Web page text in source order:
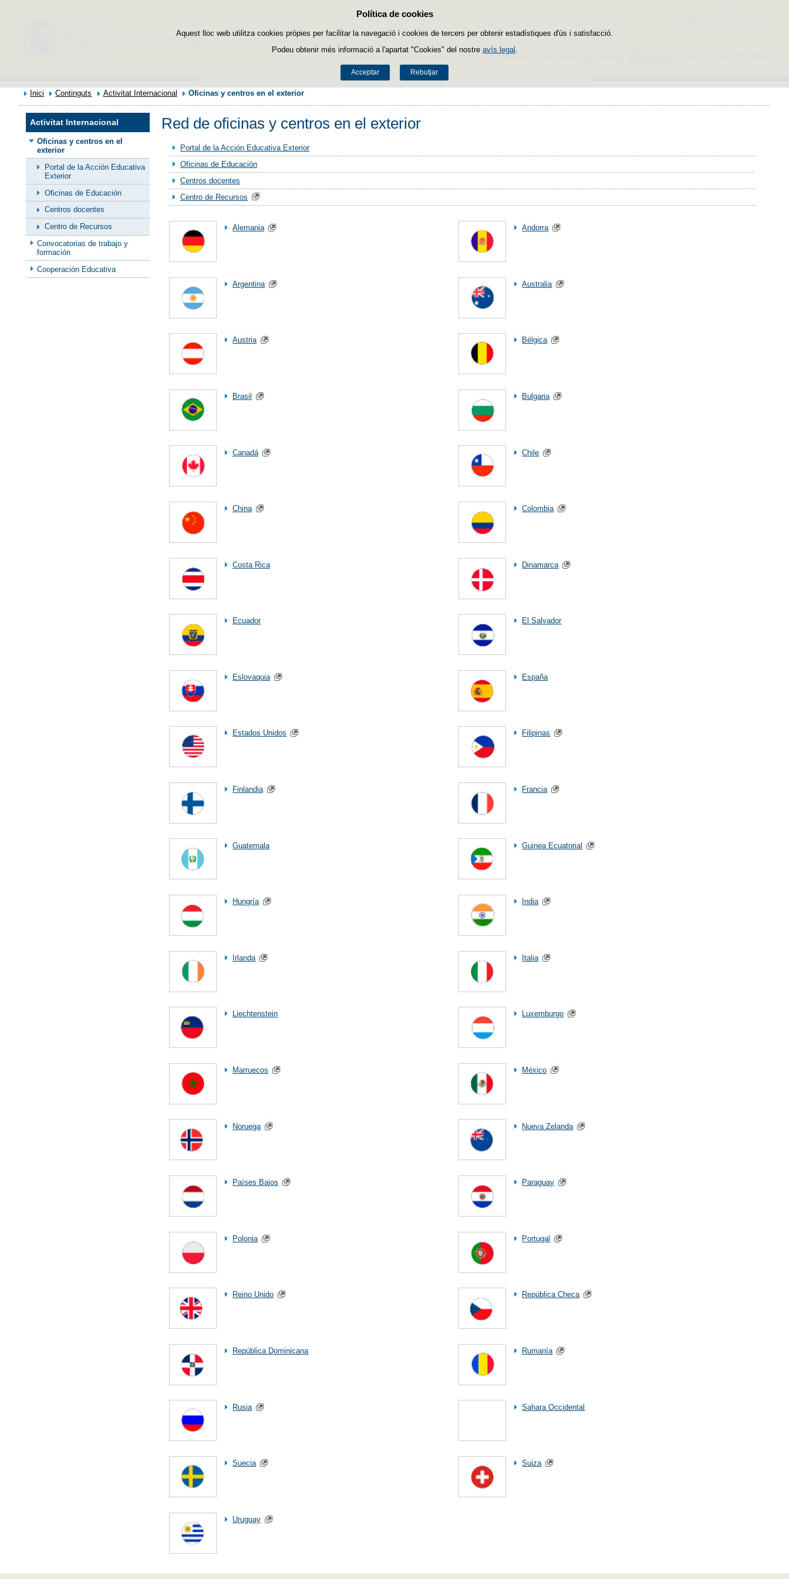
Política de cookies
Aquest lloc web utilitza cookies pròpies per facilitar la navegació i cookies de tercers per obtenir estadístiques d'ús i satisfacció.
Podeu obtenir més informació a l'apartat "Cookies" del nostre avís legal
Acceptar Rebutjar
Passar al contingut
Inici El ministeri
Inici Continguts Activitat Internacional Oficinas y centros en el exterior
Activitat Internacional
Oficinas y centros en el
exterior
Portal de la Acción Educativa
Exterior
Oficinas de Educación
Centros docentes
Centro de Recursos
Convocatorias de trabajo y
formación
Cooperación Educativa
Red de oficinas y centros en el exterior
Portal de la Acción Educativa Exterior
Oficinas de Educación
Centros docentes
Centro de Recursos
Alemania Andorra
Argentina Australia
Austria Bélgica
Brasil Bulgaria
Canadá Chile
China Colombia
Costa Rica Dinamarca
Ecuador El Salvador
Eslovaquia España
Estados Unidos Filipinas
Finlandia Francia
Guatemala Guinea Ecuatorial
Hungría India
Irlanda Italia
Liechtenstein Luxemburgo
Marruecos México
Noruega Nueva Zelanda
Países Bajos Paraguay
Polonia Portugal
Reino Unido República Checa
República Dominicana Rumanía
Rusia Sahara Occidental
Suecia Suiza
Uruguay